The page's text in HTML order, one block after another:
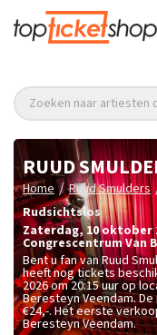
Zoeken naar artiesten
RUUD
Home / Ruud Smulders
Rudsichtslos
zaterdag,10 oktober
Congrescentrum Van
Bent u fan van Ruud
heeft nog tickets
2026 om 20:15 uur op
Beresteyn Veendam.
€24,-. Het eerste
Beresteyn Veendam.